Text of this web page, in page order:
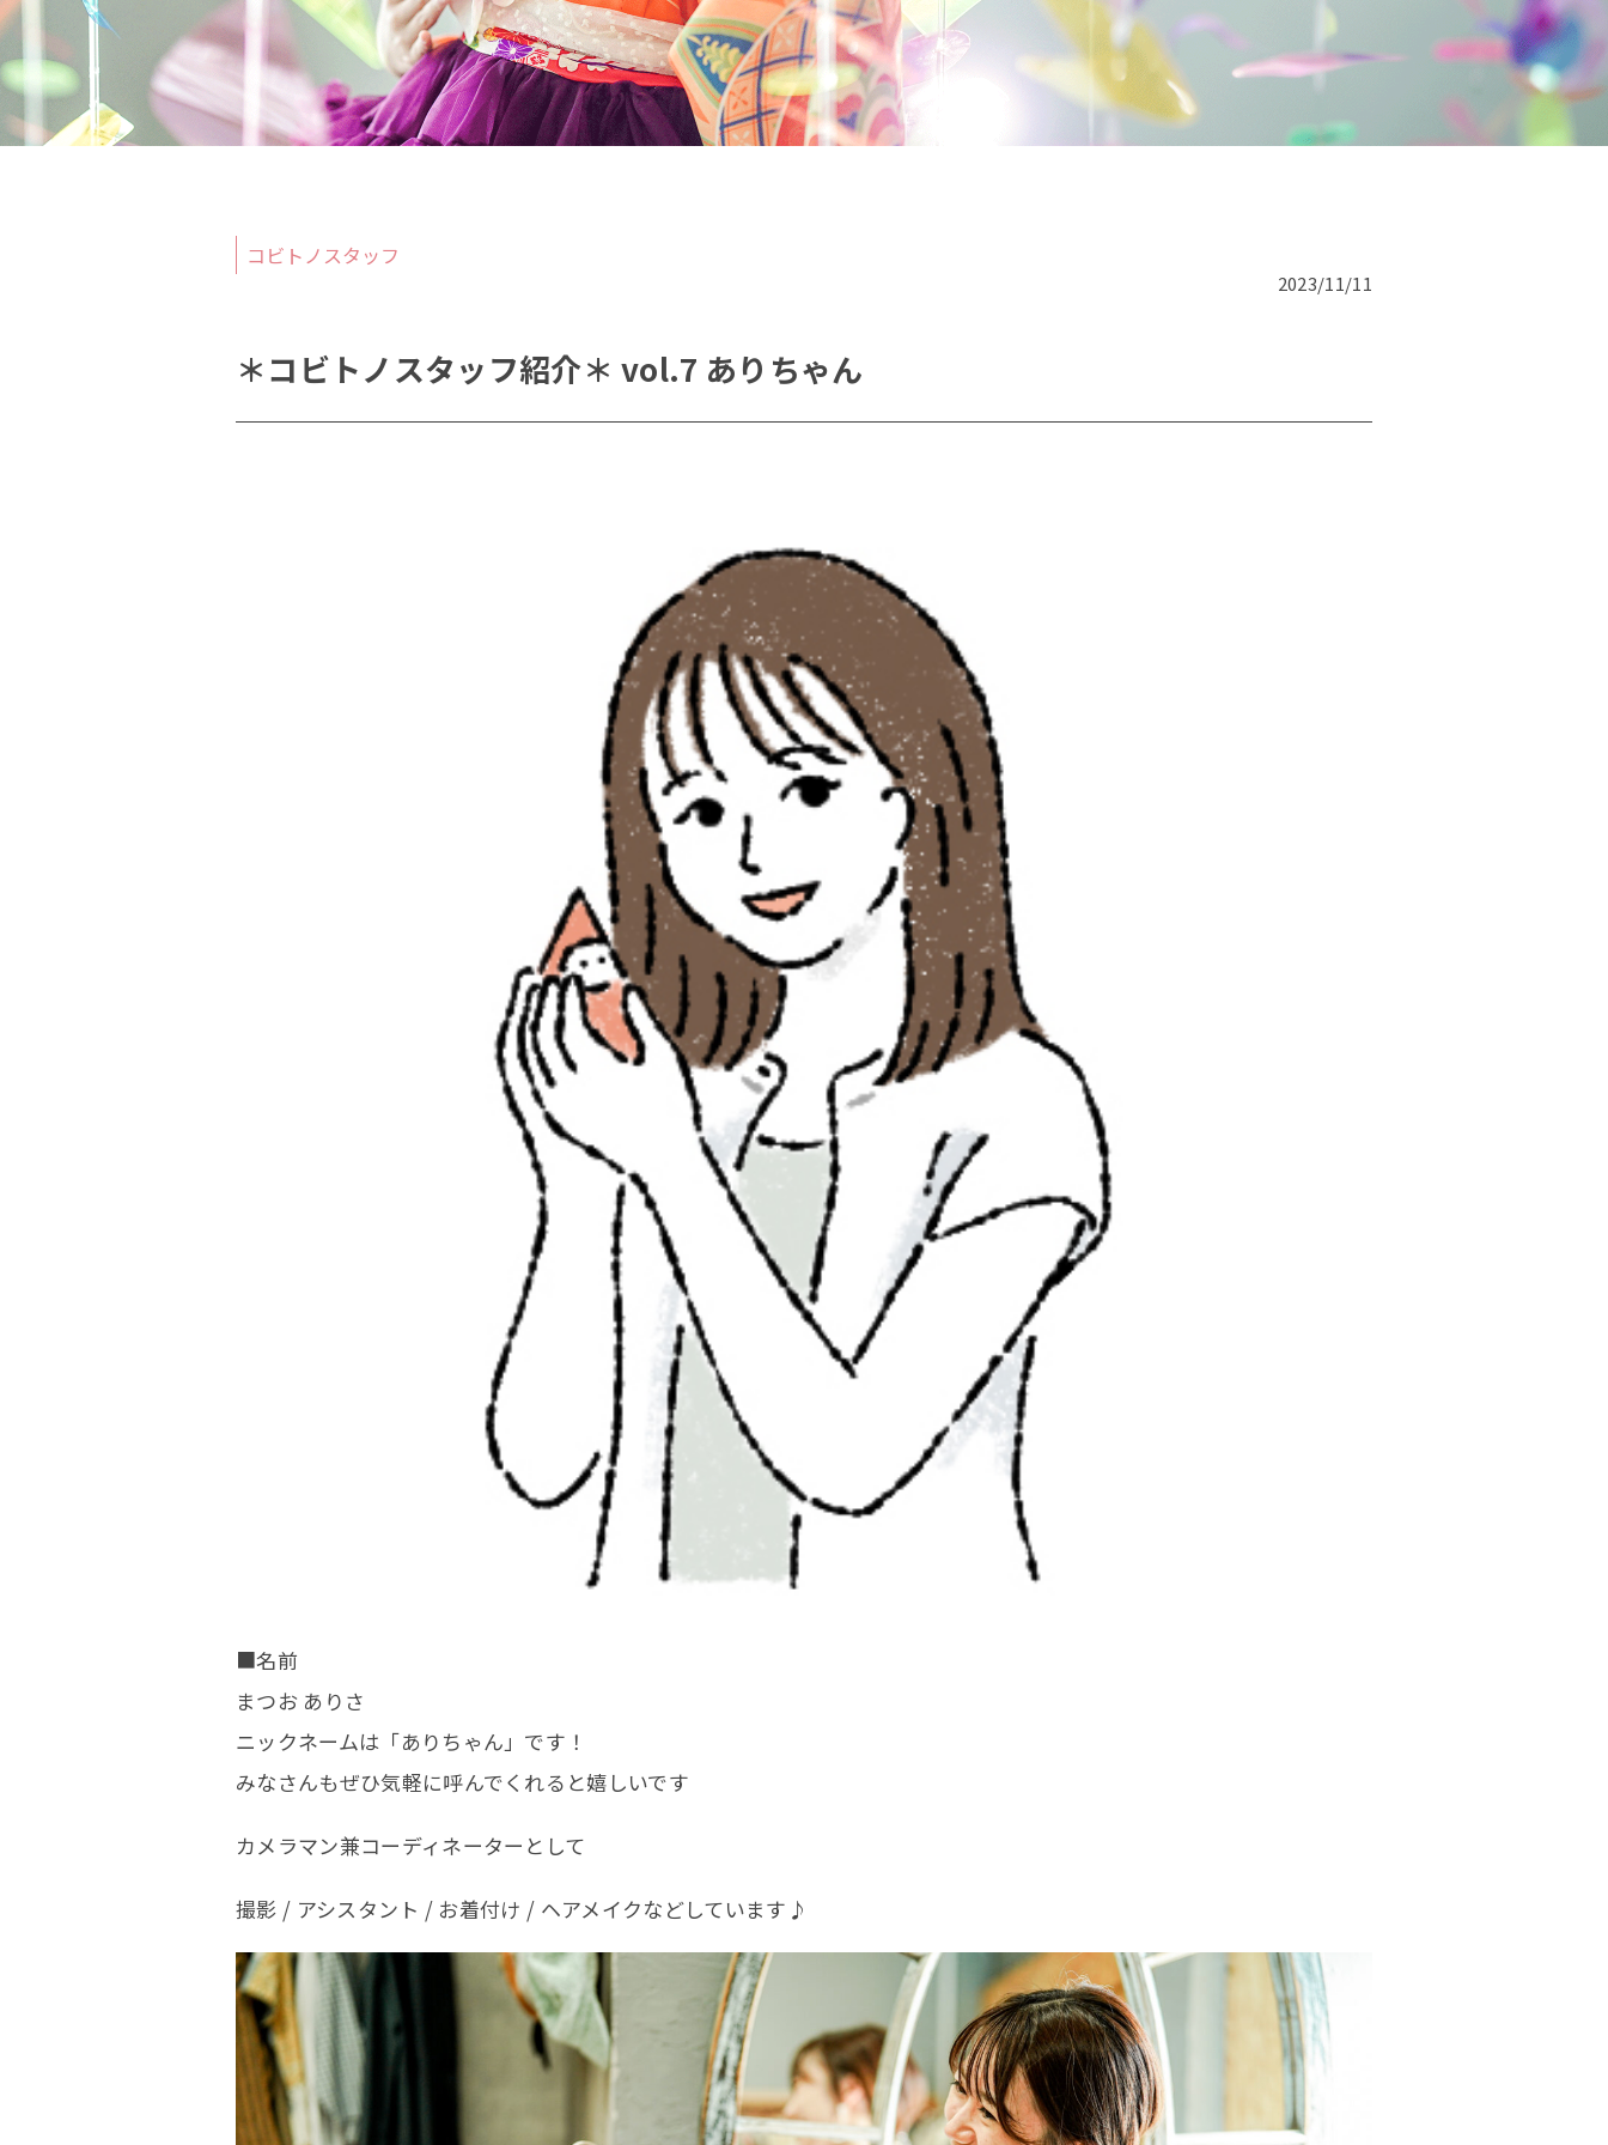
コンセプト
店舗について
スタッフ紹介
撮影の流れ
商品について
撮影日のご変更は【8日前まで】無料でホームページより可能です。
当日の体調不良などで変更される場合には、お手数ですがお電話にて
ご連絡をお願いいたします。
桜坂店
土日祝日は追加料金【＋5,500円(税込)】
10.11.12月は七五三撮影のお客様のみ
シーズン料金【＋5,500円(税込)】を頂戴いたします。
コビトノスタッフ
2023/11/11
＊コビトノスタッフ紹介＊ vol.7 ありちゃん
■名前
まつお ありさ
ニックネームは「ありちゃん」です！
みなさんもぜひ気軽に呼んでくれると嬉しいです
カメラマン兼コーディネーターとして
撮影 / アシスタント / お着付け / ヘアメイクなどしています♪